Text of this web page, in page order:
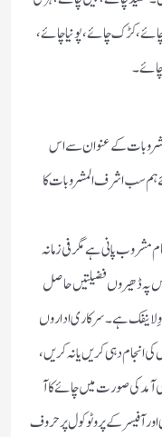
،کڑک چائے ، پونیا چائے ،
۔
کے عنوان سے اس
ہم سب اشرف المشروبات کا
مشروب پانی ہے مگرفی زمانہ
پہ ڈھیروں فضیلتیں حاصل
لا ینفک ہے ۔ سرکاری اداروں
انجام دہی کریں یا نہ کریں ،
آمد کی صورت میں چائے کا آ
اورآفیسر کے پروٹوکول پر حروف